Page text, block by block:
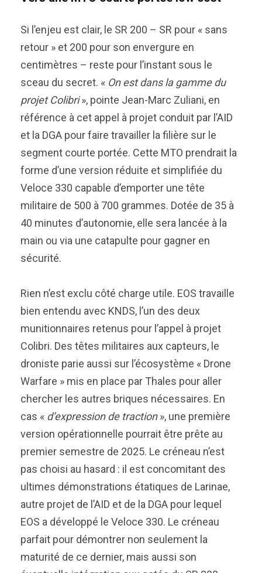
Si l’enjeu est clair, le SR 200 – SR pour « sans
retour » et 200 pour son envergure en
centimètres – reste pour l’instant sous le
sceau du secret. « On est dans la gamme du
projet Colibri», pointe Jean-Marc Zuliani, en
référence à cet appel à projet conduit par l’AID
et la DGA pour faire travailler la filière sur le
segment courte portée. Cette MTO prendrait la
forme d’une version réduite et simplifiée du
Veloce 330 capable d’emporter une tête
militaire de 500 à 700 grammes. Dotée de 35 à
40 minutes d’autonomie, elle sera lancée à la
main ou via une catapulte pour gagner en
sécurité.
Rien n’est exclu côté charge utile. EOS travaille
bien entendu avec KNDS, l’un des deux
munitionnaires retenus pour l’appel à projet
Colibri. Des têtes militaires aux capteurs, le
droniste parie aussi sur l’écosystème « Drone
Warfare » mis en place par Thales pour aller
chercher les autres briques nécessaires. En
cas « d’expression de traction», une première
version opérationnelle pourrait être prête au
premier semestre de 2025. Le créneau n’est
pas choisi au hasard : il est concomitant des
ultimes démonstrations étatiques de Larinae,
autre projet de l’AID et de la DGA pour lequel
EOS a développé le Veloce 330. Le créneau
parfait pour démontrer non seulement la
maturité de ce dernier, mais aussi son